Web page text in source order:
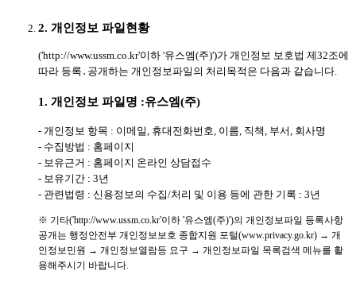
2. 개인정보 파일현황
('http://www.ussm.co.kr'이하 '유스엠(주)')가 개인정보 보호법 제32조에
따라 등록․공개하는 개인정보파일의 처리목적은 다음과 같습니다.
1. 개인정보 파일명 :유스엠(주)
- 개인정보 항목 : 이메일, 휴대전화번호, 이름, 직책, 부서, 회사명
- 수집방법 : 홈페이지
- 보유근거 : 홈페이지 온라인 상담접수
- 보유기간 : 3년
- 관련법령 : 신용정보의 수집/처리 및 이용 등에 관한 기록 : 3년
※ 기타('http://www.ussm.co.kr'이하 '유스엠(주)')의 개인정보파일 등록사항
공개는 행정안전부 개인정보보호 종합지원 포털(www.privacy.go.kr) → 개
인정보민원 → 개인정보열람등 요구 → 개인정보파일 목록검색 메뉴를 활
용해주시기 바랍니다.